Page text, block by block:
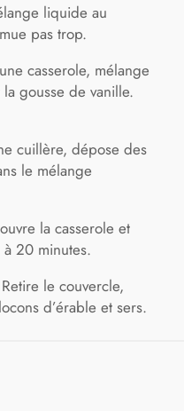
liquide au
pas trop.
casserole, mélange
gousse de vanille.
cuillère, dépose des
le mélange
la casserole et
20 minutes.
le couvercle,
d’érable et sers.